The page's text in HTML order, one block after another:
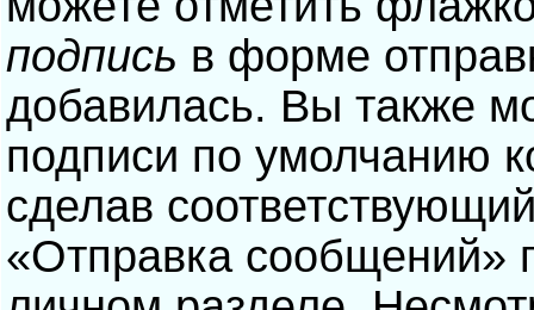
подпись в форме
добавилась. Вы также
подписи по умолчанию
сделав
«Отправка сообщений»